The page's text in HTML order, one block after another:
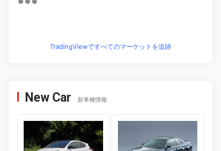
TradingViewですべてのマーケットを追跡
New Car 新車種情報